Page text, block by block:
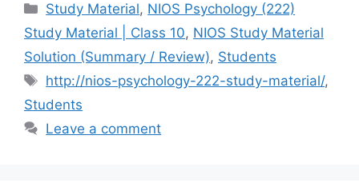
Study Material, NIOS Psychology (222)
Study Material | Class 10, NIOS Study Material
Solution (Summary / Review), Students
http://nios-psychology-222-study-material/,
Students
Leave a comment